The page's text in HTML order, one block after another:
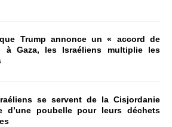
Trump annonce un « accord de
à Gaza, les Israéliens multiplie les
se servent de la Cisjordanie
d’une poubelle pour leurs déchets